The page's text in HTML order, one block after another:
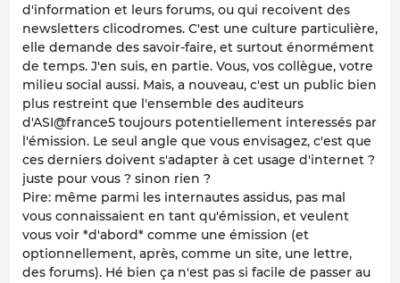
d'information et leurs forums, ou qui recoivent des
newsletters clicodromes. C'est une culture particulière,
elle demande des savoir-faire, et surtout énormément
de temps. J'en suis, en partie. Vous, vos collègue, votre
milieu social aussi. Mais, a nouveau, c'est un public bien
plus restreint que l'ensemble des auditeurs
d'ASI@france5 toujours potentiellement interessés par
l'émission. Le seul angle que vous envisagez, c'est que
ces derniers doivent s'adapter à cet usage d'internet ?
juste pour vous ? sinon rien ?
Pire: même parmi les internautes assidus, pas mal
vous connaissaient en tant qu'émission, et veulent
vous voir *d'abord* comme une émission (et
optionnellement, après, comme un site, une lettre,
des forums). Hé bien ça n'est pas si facile de passer au